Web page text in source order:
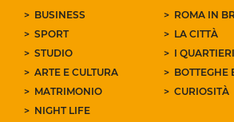
BUSINESS
SPORT
STUDIO
ARTE E CULTURA
MATRIMONIO
NIGHT LIFE
ROMA IN
LA CITTÀ
I QUARTIERI
BOTTEGHE
CURIOSITÀ